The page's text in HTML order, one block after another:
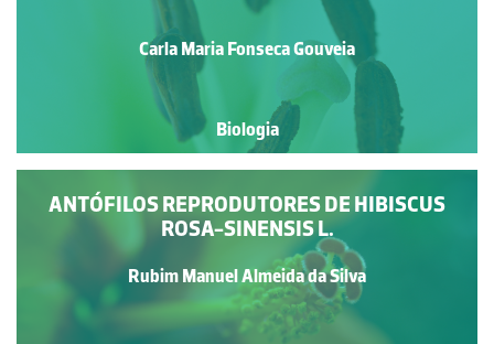
Carla Maria Fonseca Gouveia
Biologia
ANTÓFILOS REPRODUTORES DE HIBISCUS
ROSA-SINENSIS L.
Rubim Manuel Almeida da Silva